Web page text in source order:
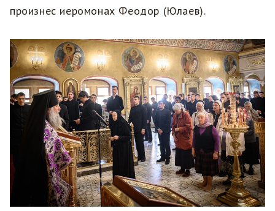
произнес иеромонах Феодор (Юлаев).